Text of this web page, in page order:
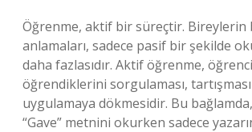
Öğrenme, aktif bir süreçtir. Bireylerin
anlamaları, sadece pasif bir şekilde
daha fazlasıdır. Aktif öğrenme,
öğrendiklerini sorgulaması,
uygulamaya dökmesidir. Bu
“Gave” metnini okurken sadece